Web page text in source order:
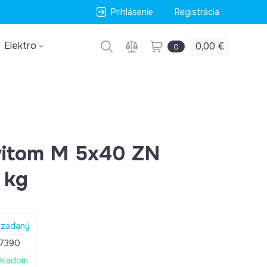
Prihlásenie Registrácia
Elektro 0 0,00 €
M 5x40 ZN